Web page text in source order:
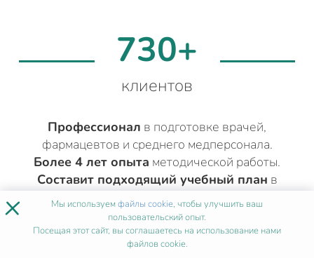
730+
клиентов
Профессионал в подготовке врачей,
фармацевтов и среднего медперсонала.
Более 4 лет опыта методической работы.
Составит подходящий учебный план в
соответствии с вашей квалификацией.
× Мы используемфайлы cookie, чтобы улучшить ваш
пользовательский опыт.
Посещая этот сайт, вы соглашаетесь на использование нами
файлов cookie.